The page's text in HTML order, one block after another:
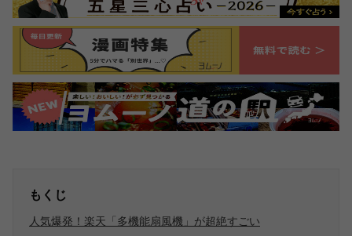
もくじ
人気爆発！楽天「多機能扇風機」が超絶すごい